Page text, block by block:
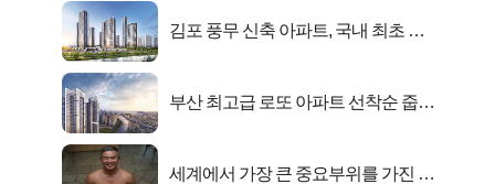
김포 풍무 신축 아파트, 국내 최초 반
부산 최고급 로또 아파트 선착순 줍줍
세계에서 가장 큰 중요부위를 가진 남